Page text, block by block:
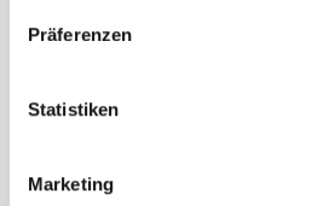
Präferenzen
Statistiken
Marketing
Produkt
empfehlen wir